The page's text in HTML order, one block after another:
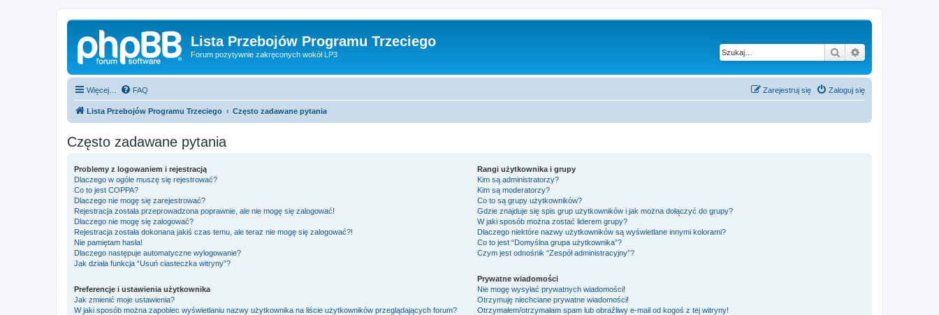
Lista Przebojów Programu Trzeciego
Forum pozytywnie zakręconych wokół LP3 Szukaj
Więcej… FAQ Zaloguj się
Zarejestruj się
Lista Przebojów Programu Trzeciego Często zadawane pytania
Często zadawane pytania
Problemy z logowaniem i rejestracją
Dlaczego w ogóle muszę się rejestrować?
Co to jest COPPA?
Dlaczego nie mogę się zarejestrować?
Rejestracja została przeprowadzona poprawnie, ale nie mogę się zalogować!
Dlaczego nie mogę się zalogować?
Rejestracja została dokonana jakiś czas temu, ale teraz nie mogę się zalogować?!
Nie pamiętam hasła!
Dlaczego następuje automatyczne wylogowanie?
Jak działa funkcja “Usuń ciasteczka witryny”?
Preferencje i ustawienia użytkownika
Jak zmienić moje ustawienia?
W jaki sposób można zapobiec wyświetlaniu nazwy użytkownika na liście użytkowników przeglądających forum?
Rangi użytkownika i grupy
Kim są administratorzy?
Kim są moderatorzy?
Co to są grupy użytkowników?
Gdzie znajduje się spis grup użytkowników i jak można dołączyć do grupy?
W jaki sposób można zostać liderem grupy?
Dlaczego niektóre nazwy użytkowników są wyświetlane innymi kolorami?
Co to jest “Domyślna grupa użytkownika”?
Czym jest odnośnik “Zespół administracyjny”?
Prywatne wiadomości
Nie mogę wysyłać prywatnych wiadomości!
Otrzymuję niechciane prywatne wiadomości!
Otrzymałem/otrzymałam spam lub obraźliwy e-mail od kogoś z tej witryny!